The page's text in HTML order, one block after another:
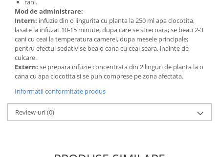
rani.
Mod de administrare:
Intern: infuzie din o lingurita cu planta la 250 ml apa clocotita,
lasate la infuzat 10-15 minute, dupa care se strecoara; se beau 2-3
cani cu ceai la temperatura camerei, dupa mesele principale;
pentru efectul sedativ se bea o cana cu ceai seara, inainte de
culcare.
Extern: se prepara infuzie concentrata din 2 linguri de planta la o
cana cu apa clocotita si se pun comprese pe zona afectata.
Informatii conformitate produs
Review-uri(0)